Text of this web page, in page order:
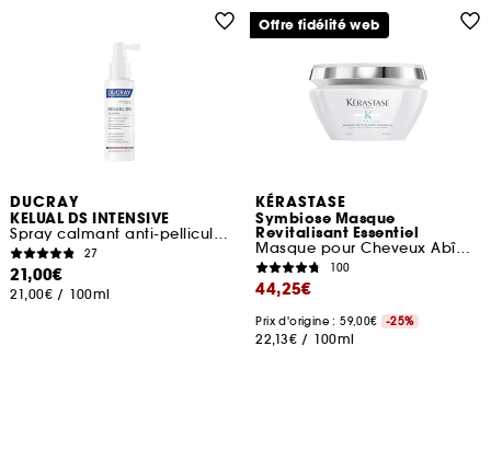
DUCRAY
KELUAL DS INTENSIVE
Spray calmant anti-pelliculaire
27
21,00€
21,00€ / 100ml
KÉRASTASE
Symbiose Masque
Revitalisant Essentiel
Masque pour Cheveux Abîmés
100
44,25€
Prix d'origine : 59,00€ -25%
22,13€ / 100ml
Offre fidélité web